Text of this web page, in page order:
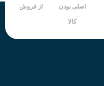
اصلی بودن
کالا
از فروش